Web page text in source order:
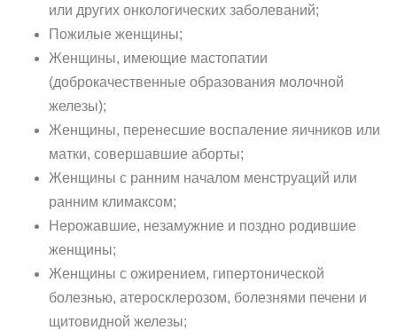
или других онкологических заболеваний;
Пожилые женщины;
Женщины, имеющие мастопатии
(доброкачественные образования молочной
железы);
Женщины, перенесшие воспаление яичников или
матки, совершавшие аборты;
Женщины с ранним началом менструаций или
ранним климаксом;
Нерожавшие, незамужние и поздно родившие
женщины;
Женщины с ожирением, гипертонической
болезнью, атеросклерозом, болезнями печени и
щитовидной железы;